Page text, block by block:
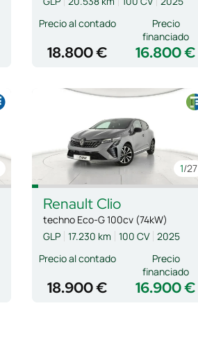
Precio al contado
18.800 € 16.800 €
Precio
financiado
1/27
Renault Clio
techno Eco-G 100cv (74kW)
GLP 17.230 km 100 CV 2025
Precio al contado
18.900 € 16.900 €
Precio
financiado